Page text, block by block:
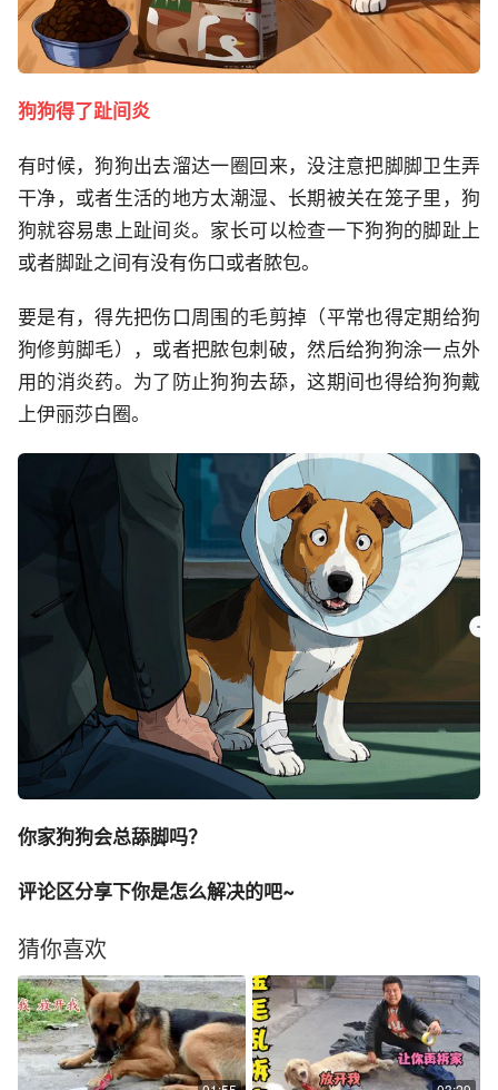
狗狗得了趾间炎
有时候，狗狗出去溜达一圈回来，没注意把脚脚卫生弄
干净，或者生活的地方太潮湿、长期被关在笼子里，狗
狗就容易患上趾间炎。家长可以检查一下狗狗的脚趾上
或者脚趾之间有没有伤口或者脓包。
要是有，得先把伤口周围的毛剪掉（平常也得定期给狗
狗修剪脚毛），或者把脓包刺破，然后给狗狗涂一点外
用的消炎药。为了防止狗狗去舔，这期间也得给狗狗戴
上伊丽莎白圈。
你家狗狗会总舔脚吗？
评论区分享下你是怎么解决的吧~
猜你喜欢